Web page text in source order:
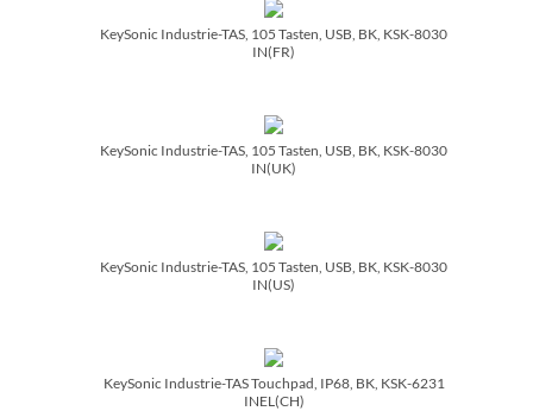
KeySonic Industrie-TAS, 105 Tasten, USB, BK, KSK-8030
IN(FR)
KeySonic Industrie-TAS, 105 Tasten, USB, BK, KSK-8030
IN(UK)
KeySonic Industrie-TAS, 105 Tasten, USB, BK, KSK-8030
IN(US)
KeySonic Industrie-TAS Touchpad, IP68, BK, KSK-6231
INEL(CH)